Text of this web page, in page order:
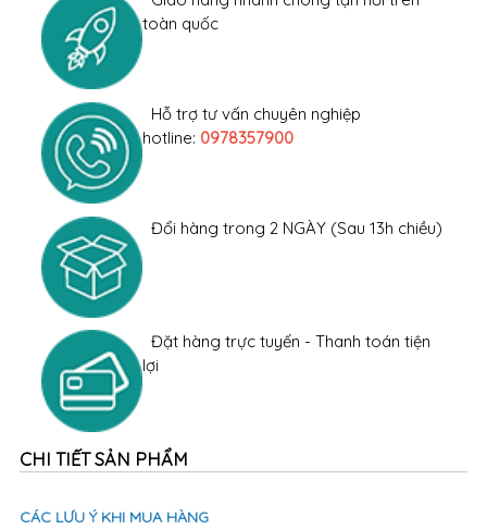
toàn quốc
Hỗ trợ tư vấn chuyên nghiệp
hotline: 0978357900
Đổi hàng trong 2 NGÀY (Sau 13h chiều)
Đặt hàng trực tuyến - Thanh toán tiện
lợi
CHI TIẾT SẢN PHẨM
CÁC LƯU Ý KHI MUA HÀNG